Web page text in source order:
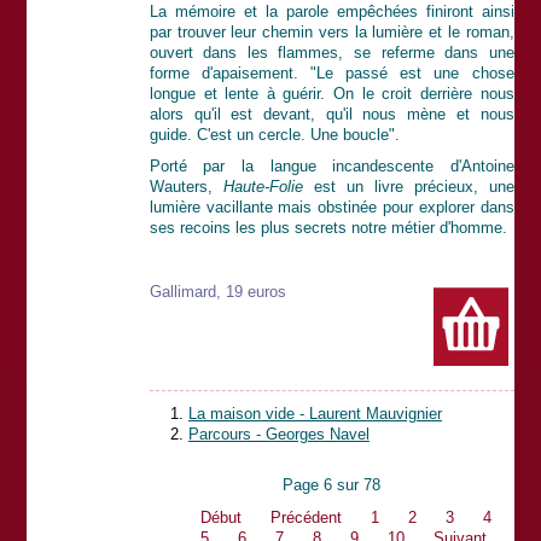
La mémoire et la parole empêchées finiront ainsi
par trouver leur chemin vers la lumière et le roman,
ouvert dans les flammes, se referme dans une
forme d'apaisement. "Le passé est une chose
longue et lente à guérir. On le croit derrière nous
alors qu'il est devant, qu'il nous mène et nous
guide. C'est un cercle. Une boucle".
Porté par la langue incandescente d'Antoine
Wauters, Haute-Folieest un livre précieux, une
lumière vacillante mais obstinée pour explorer dans
ses recoins les plus secrets notre métier d'homme.
Gallimard, 19 euros
La maison vide - Laurent Mauvignier
Parcours - Georges Navel
Page 6 sur 78
Début
Précédent 1 2 3
4